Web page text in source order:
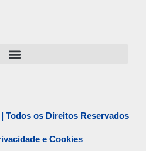
Todos os Direitos Reservados
e Cookies